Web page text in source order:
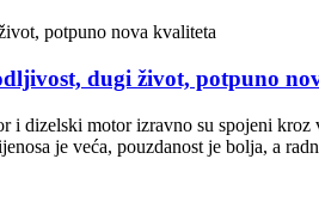
dugi život, potpuno
dizelski motor izravno su spojeni
je veća, pouzdanost je bolja, a